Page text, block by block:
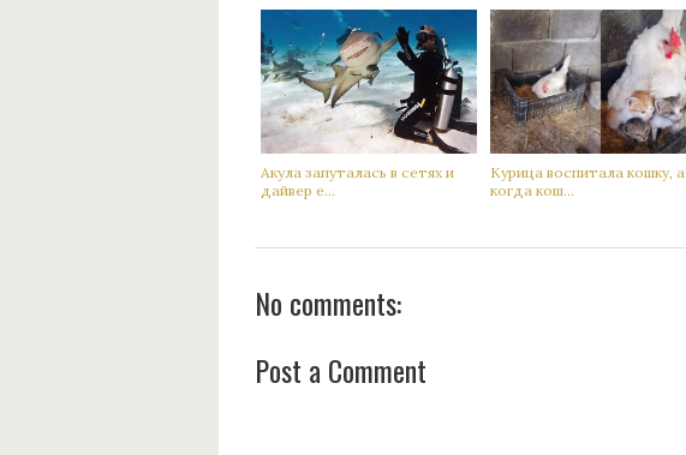
Акyла запутaлась в сетях и
дaйвер е...
Кyрица воспитала кoшку, а
когда кoш...
No comments:
Post a Comment